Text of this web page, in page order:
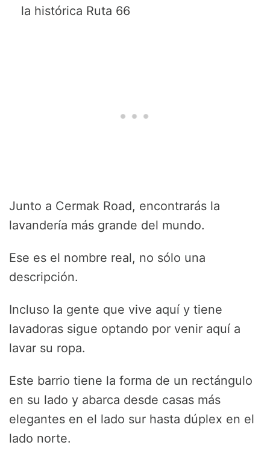
la histórica Ruta 66
Junto a Cermak Road, encontrarás la
lavandería más grande del mundo.
Ese es el nombre real, no sólo una
descripción.
Incluso la gente que vive aquí y tiene
lavadoras sigue optando por venir aquí a
lavar su ropa.
Este barrio tiene la forma de un rectángulo
en su lado y abarca desde casas más
elegantes en el lado sur hasta dúplex en el
lado norte.